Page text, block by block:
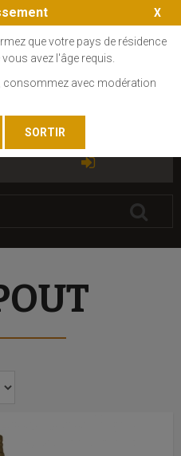
que votre pays de résidence
avez l'âge requis.
consommez avec modération